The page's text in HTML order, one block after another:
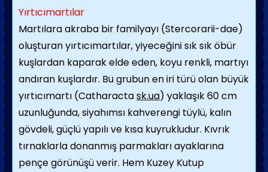
Yırtıcımartılar
Martılara akraba bir familyayı (Stercorarii-dae)
oluşturan yırtıcımartılar, yiyeceğini sık sık öbür
kuşlardan kaparak elde eden, koyu renkli, martıyı
andıran kuşlardır. Bu grubun en iri türü olan büyük
yırtıcımartı (Catharactask.ua) yaklaşık 60 cm
uzunluğunda, siyahım­sı kahverengi tüylü, kalın
gövdeli, güçlü yapılı ve kısa kuyrukludur. Kıvrık
tırnaklarla do­nanmış parmakları ayaklarına
pençe görünü­şü verir. Hem Kuzey Kutup